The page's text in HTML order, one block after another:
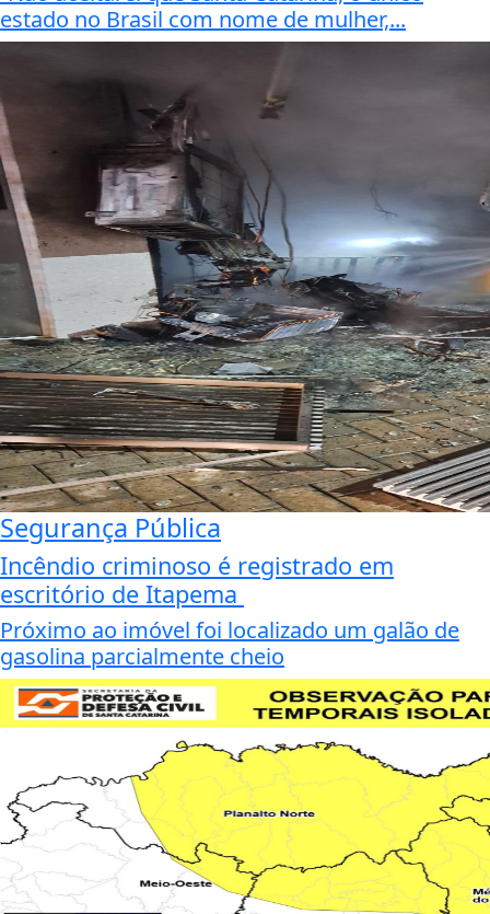
estado no Brasil com nome de mulher,...
Segurança Pública
Incêndio criminoso é registrado em
escritório de Itapema
Próximo ao imóvel foi localizado um galão de
gasolina parcialmente cheio